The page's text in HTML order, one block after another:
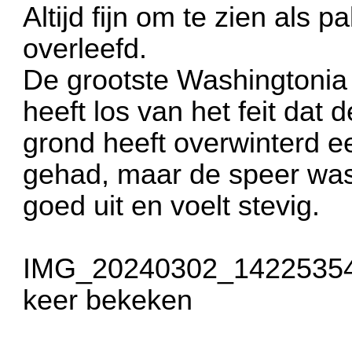
Altijd fijn om te zien als
overleefd.
De grootste
heeft los van het feit dat
grond heeft overwinterd
gehad, maar de speer
goed uit en voelt stevig.
keer bekeken